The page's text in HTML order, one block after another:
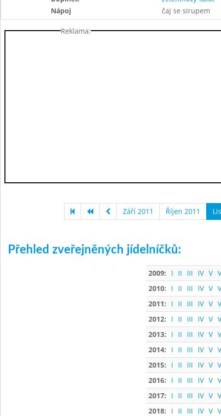
Nápoj
čaj se sirupem
Reklama:
Září 2011 Říjen 2011
Přehled zveřejněných jídelníčků:
2009: I II III IV V
2010:
I II III IV V
2011:
I II III IV V
2012:
I II III IV V
2013:
I II III IV V
2014:
I II III IV V
2015:
I II III IV V
2016:
I II III IV V
2017:
I II III IV V
2018:
I II III IV V